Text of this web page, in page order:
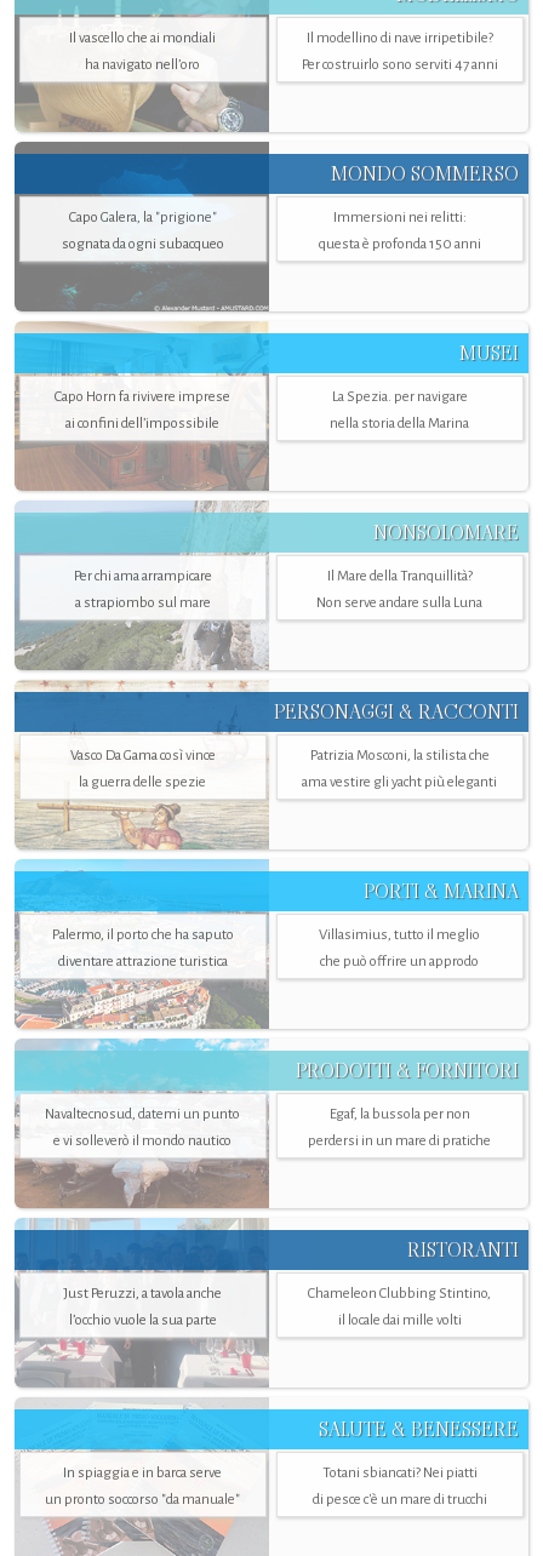
Il vascello che ai mondiali
ha navigato nell’oro
Il modellino di nave irripetibile?
Per costruirlo sono serviti 47 anni
MONDO SOMMERSO
Capo Galera, la "prigione"
sognata da ogni subacqueo
Immersioni nei relitti:
questa è profonda 150 anni
MUSEI
Capo Horn fa rivivere imprese
ai confini dell’impossibile
La Spezia. per navigare
nella storia della Marina
NONSOLOMARE
Per chi ama arrampicare
a strapiombo sul mare
Il Mare della Tranquillità?
Non serve andare sulla Luna
PERSONAGGI & RACCONTI
Vasco Da Gama così vince
la guerra delle spezie
Patrizia Mosconi, la stilista che
ama vestire gli yacht più eleganti
PORTI & MARINA
Palermo, il porto che ha saputo
diventare attrazione turistica
Villasimius, tutto il meglio
che può offrire un approdo
PRODOTTI & FORNITORI
Navaltecnosud, datemi un punto
e vi solleverò il mondo nautico
Egaf, la bussola per non
perdersi in un mare di pratiche
RISTORANTI
Just Peruzzi, a tavola anche
l’occhio vuole la sua parte
Chameleon Clubbing Stintino,
il locale dai mille volti
SALUTE & BENESSERE
In spiaggia e in barca serve
un pronto soccorso "da manuale"
Totani sbiancati? Nei piatti
di pesce c'è un mare di trucchi